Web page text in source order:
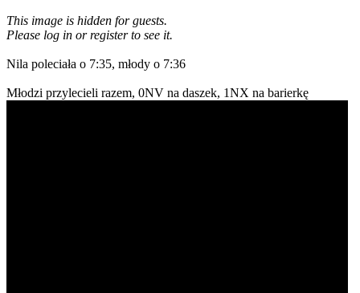
This image is hidden for guests.
Please log in or register to see it.
Nila poleciała o 7:35, młody o 7:36
Młodzi przylecieli razem, 0NV na daszek, 1NX na barierkę